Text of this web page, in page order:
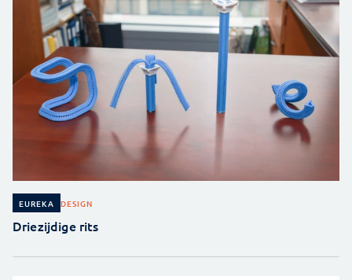
EUREKA DESIGN
Driezijdige rits